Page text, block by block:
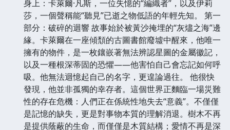
身上：卡萊爾·凡斯，一位失憶的“編織者”，以及伊莉
莎，一個聲稱能“聽見”已逝之物低語的年輕先知。 第一
部分：破碎的迴響 故事始於被黃沙掩埋的“灰燼之海”邊
緣。卡萊爾在一座傾頹的古圖書館廢墟中醒來，他唯一
擁有的物件，是一枚鑲嵌著無法辨認星圖的金屬徽記，
以及一種根深蒂固的恐懼——他害怕自己會忘記如何呼
吸。他無法迴憶起自己的名字，更遑論過往。 他很快
發現，他並非孤獨的幸存者。這個世界正麵臨一場災難
性的存在危機：人們正在係統性地失去“意義”。不僅僅
是記憶的缺失，更是對事物本質的理解消退。樹木不再
是提供蔭蔽的生命，而僅僅是木質結構；愛情不再是深